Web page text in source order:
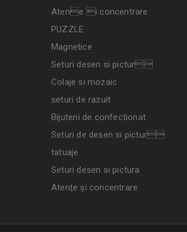
Atene i concentrare
PUZZLE
Magnetice
Seturi desen si pictur
Colaje si mozaic
seturi de razuit
Bijuterii de confectionat
Seturi de desen si pictur
tatuaje
Seturi desen si pictura
Atențe și concentrare